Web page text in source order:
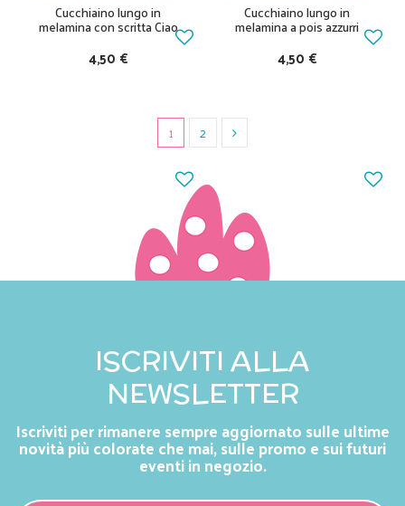
Cucchiaino lungo in
melamina con scritta Ciao
4,50 €
Cucchiaino lungo in
melamina a pois azzurri
4,50 €
1 2
ISCRIVITI ALLA
NEWSLETTER
Iscriviti per rimanere sempre aggiornato sulle ultime
novità più colorate che mai, sulle promo e sui futuri
eventi in negozio.